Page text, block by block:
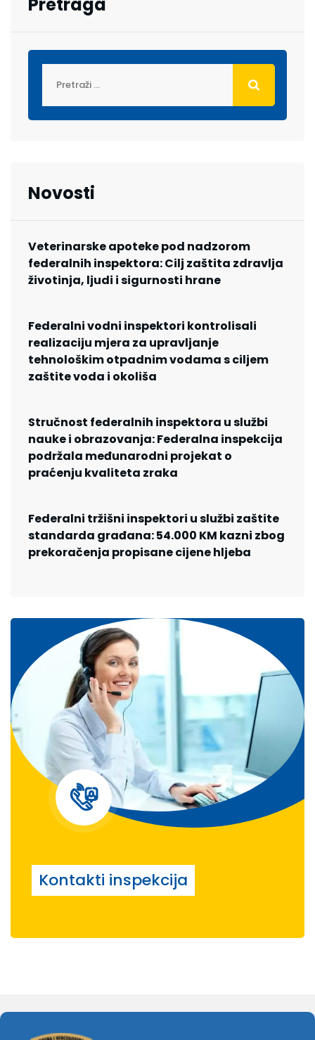
Novosti
Veterinarske apoteke pod nadzorom
federalnih inspektora: Cilj zaštita zdravlja
životinja, ljudi i sigurnosti hrane
Federalni vodni inspektori kontrolisali
realizaciju mjera za upravljanje
tehnološkim otpadnim vodama s ciljem
zaštite voda i okoliša
Stručnost federalnih inspektora u službi
nauke i obrazovanja: Federalna inspekcija
podržala međunarodni projekat o
praćenju kvaliteta zraka
Federalni tržišni inspektori u službi zaštite
standarda građana: 54.000 KM kazni zbog
prekoračenja propisane cijene hljeba
Kontakti inspekcija